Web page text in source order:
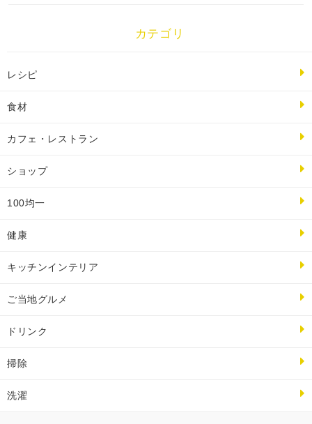
カテゴリ
レシピ
食材
カフェ・レストラン
ショップ
100均一
健康
キッチンインテリア
ご当地グルメ
ドリンク
掃除
洗濯